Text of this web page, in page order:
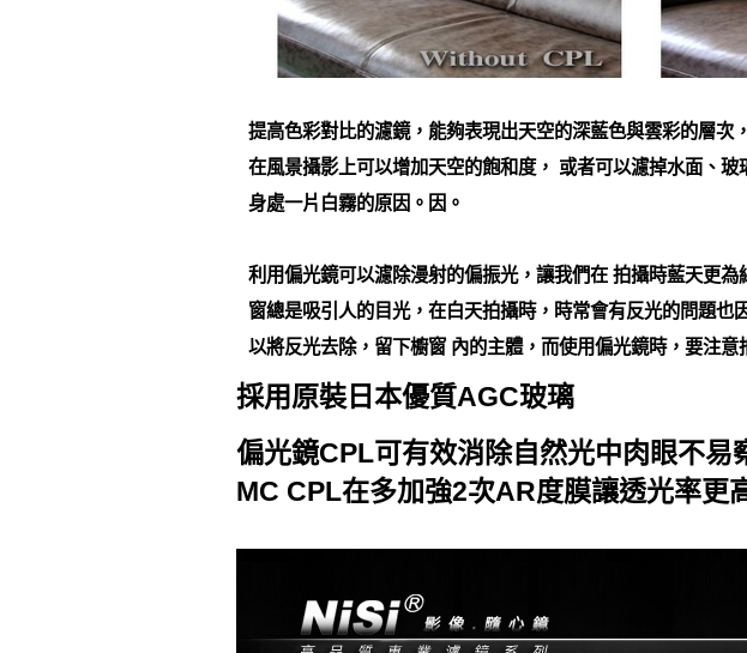
提高色彩對比的濾鏡，能夠表現出天空的深藍色與雲彩的層
在風景攝影上可以增加天空的飽和度， 或者可以濾掉水面、
身處一片白霧的原因。因。
利用偏光鏡可以濾除漫射的偏振光，讓我們在 拍攝時藍天更
窗總是吸引人的目光，在白天拍攝時，時常會有反光的問題
以將反光去除，留下櫥窗 內的主體，而使用偏光鏡時，要注
採用原裝日本優質AGC玻璃
偏光鏡CPL可有效消除自然光中肉眼不易
MC CPL在多加強2次AR度膜讓透光率更